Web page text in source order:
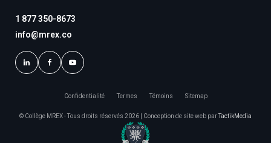
1 877 350-8673
info@mrex.co
© Collège MREX - Tous droits réservés 2026 | Conception de site web parTactikMedia
Confidentialité Termes Témoins Sitemap